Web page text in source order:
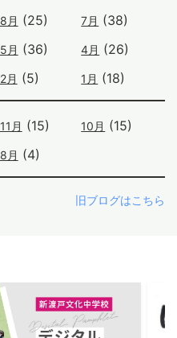
8月 (25) 7月 (38)
5月 (36) 4月 (26)
2月 (5) 1月 (18)
11月 (15) 10月 (15)
8月 (4)
旧ブログはこちら